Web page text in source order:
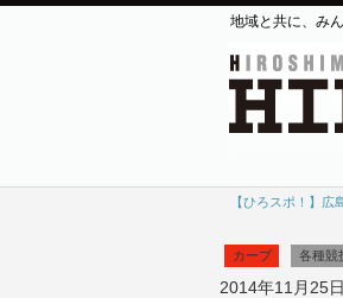
地域と共に、み
【ひろスポ！】広
カープ 各種競
2014年11月25日